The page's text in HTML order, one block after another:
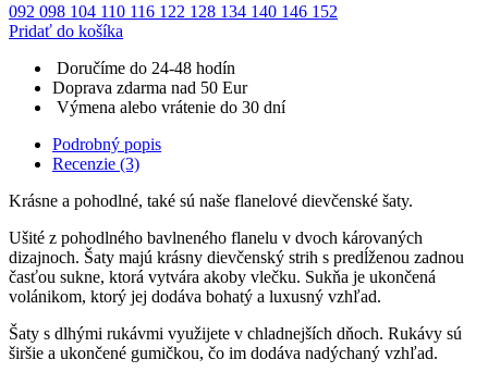
092 098 104 110 116 122 128 134 140 146 152
Pridať do košíka
Doručíme do 24-48 hodín
Doprava zdarma nad 50 Eur
Výmena alebo vrátenie do 30 dní
Podrobný popis
Recenzie (3)
Krásne a pohodlné, také sú naše flanelové dievčenské šaty.
Ušité z pohodlného bavlneného flanelu v dvoch károvaných
dizajnoch. Šaty majú krásny dievčenský strih s predĺženou zadnou
časťou sukne, ktorá vytvára akoby vlečku. Sukňa je ukončená
volánikom, ktorý jej dodáva bohatý a luxusný vzhľad.
Šaty s dlhými rukávmi využijete v chladnejších dňoch. Rukávy sú
širšie a ukončené gumičkou, čo im dodáva nadýchaný vzhľad.